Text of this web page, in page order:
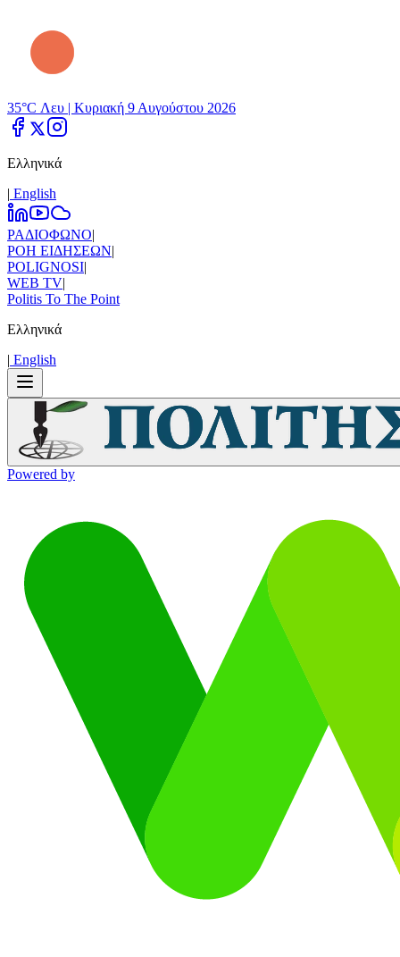
35°C Λευ | Κυριακή 9 Αυγούστου 2026
Ελληνικά
| Εnglish
ΡΑΔΙΟΦΩΝΟ|
ΡΟΗ ΕΙΔΗΣΕΩΝ|
POLIGNOSI|
WEB TV|
Politis To The Point
Ελληνικά
| Εnglish
Powered by